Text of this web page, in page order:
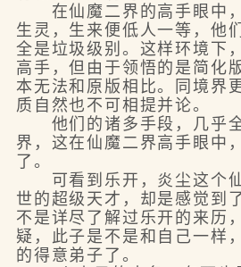
在仙魔二界的高手眼中，
生灵，生来便低人一等，他
全是垃圾级别。这样环境下
高手，但由于领悟的是简化
本无法和原版相比。同境界
质自然也不可相提并论。
他们的诸多手段，几乎全
界，这在仙魔二界高手眼中
了。
可看到乐开，炎尘这个仙
世的超级天才，却是感觉到
不是详尽了解过乐开的来历
疑，此子是不是和自己一样
的得意弟子了。